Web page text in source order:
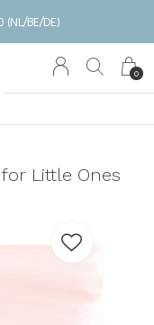
0
BE/DE)
Little Ones